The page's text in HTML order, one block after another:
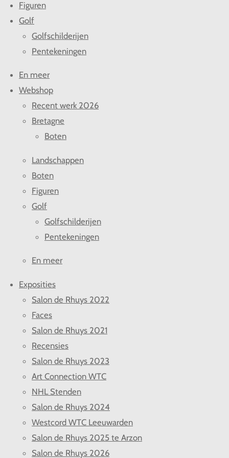
Figuren
Golf
Golfschilderijen
Pentekeningen
En meer
Webshop
Recent werk 2026
Bretagne
Boten
Landschappen
Boten
Figuren
Golf
Golfschilderijen
Pentekeningen
En meer
Exposities
Salon de Rhuys 2022
Faces
Salon de Rhuys 2021
Recensies
Salon de Rhuys 2023
Art Connection WTC
NHL Stenden
Salon de Rhuys 2024
Westcord WTC Leeuwarden
Salon de Rhuys 2025 te Arzon
Salon de Rhuys 2026